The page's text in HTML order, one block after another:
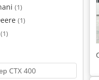
(1)
(1)
(1)